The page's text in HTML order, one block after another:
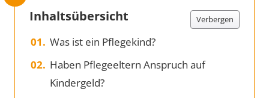
Inhaltsübersicht Verbergen
Was ist ein Pflegekind?
Haben Pflegeeltern Anspruch auf
Kindergeld?